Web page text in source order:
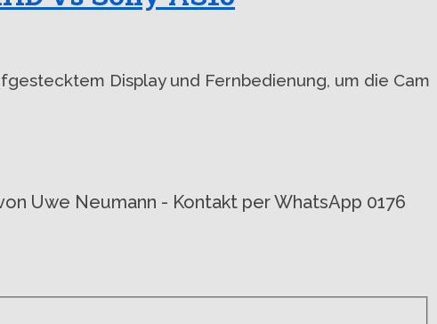
Display und Fernbedienung, um die Cam
Uwe Neumann - Kontakt per WhatsApp 0176